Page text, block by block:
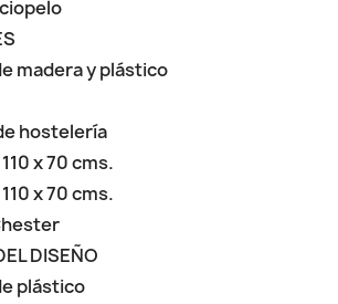
madera y plástico
hostelería
x 70 cms.
x 70 cms.
DISEÑO
plástico